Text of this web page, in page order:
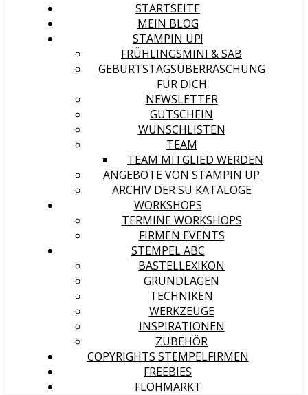
STARTSEITE
MEIN BLOG
STAMPIN UP!
FRÜHLINGSMINI & SAB
GEBURTSTAGSÜBERRASCHUNG
FÜR DICH
NEWSLETTER
GUTSCHEIN
WUNSCHLISTEN
TEAM
TEAM MITGLIED WERDEN
ANGEBOTE VON STAMPIN UP
ARCHIV DER SU KATALOGE
WORKSHOPS
TERMINE WORKSHOPS
FIRMEN EVENTS
STEMPEL ABC
BASTELLEXIKON
GRUNDLAGEN
TECHNIKEN
WERKZEUGE
INSPIRATIONEN
ZUBEHÖR
COPYRIGHTS STEMPELFIRMEN
FREEBIES
FLOHMARKT